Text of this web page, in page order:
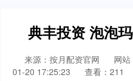
典丰投资 泡泡
来源：按月配资官网 网
01-20 17:25:23
查看：211